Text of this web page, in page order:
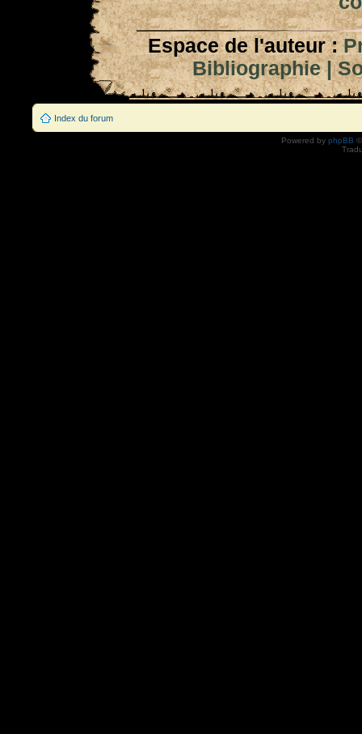
Espace de l'auteur :
Bibliographie|
Index du forum
Powered by phpBB